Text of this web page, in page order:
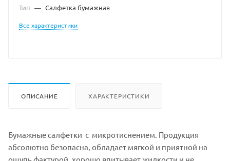
Тип — Салфетка бумажная
Все характеристики
ОПИСАНИЕ ХАРАКТЕРИСТИКИ
Бумажные салфетки с микротиснением. Продукция
абсолютно безопасна, обладает мягкой и приятной на
ощупь фактурой, хорошо впитывает жидкости и не